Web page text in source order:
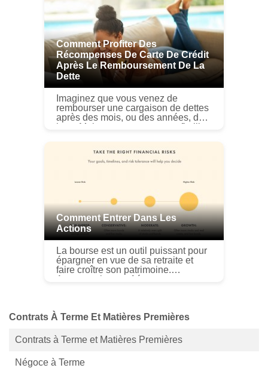
Comment Profiter Des
Récompenses De Carte De Crédit
Après Le Remboursement De La
Dette
Imaginez que vous venez de
rembourser une cargaison de dettes
après des mois, ou des années, de
lutte. Maintenant que tu es enfin libre
chaque...
Comment Entrer Dans Les
Actions
La bourse est un outil puissant pour
épargner en vue de sa retraite et
faire croître son patrimoine.
Apprenez les neuf étapes
Contrats À Terme Et Matières Premières
Contrats à Terme et Matières Premières
Négoce à Terme